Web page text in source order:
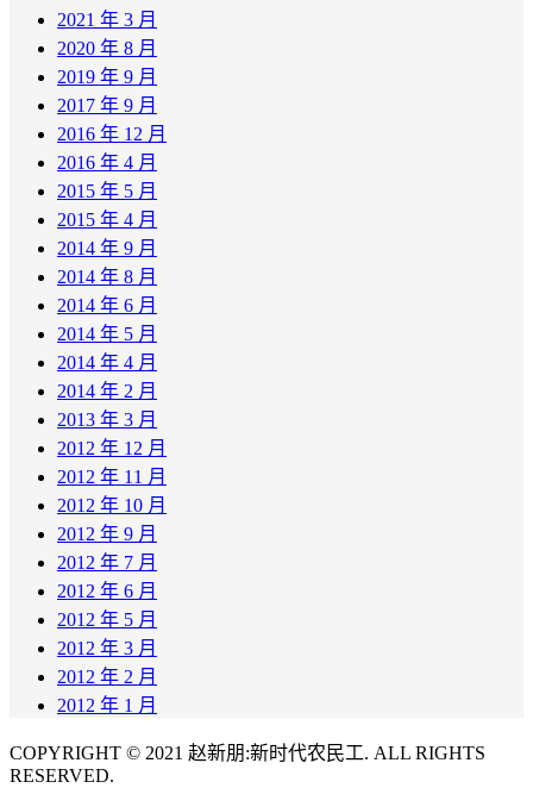
2021 年 3 月
2020 年 8 月
2019 年 9 月
2017 年 9 月
2016 年 12 月
2016 年 4 月
2015 年 5 月
2015 年 4 月
2014 年 9 月
2014 年 8 月
2014 年 6 月
2014 年 5 月
2014 年 4 月
2014 年 2 月
2013 年 3 月
2012 年 12 月
2012 年 11 月
2012 年 10 月
2012 年 9 月
2012 年 7 月
2012 年 6 月
2012 年 5 月
2012 年 3 月
2012 年 2 月
2012 年 1 月
COPYRIGHT © 2021 赵新朋:新时代农民工. ALL RIGHTS
RESERVED.